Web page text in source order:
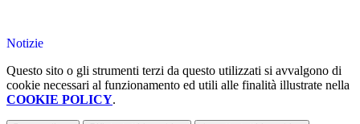
Notizie
Questo sito o gli strumenti terzi da questo utilizzati si avvalgono di
cookie necessari al funzionamento ed utili alle finalità illustrate nella
COOKIE POLICY.